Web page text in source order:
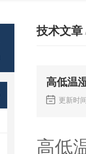
技术文章
高低温
更新时
高低